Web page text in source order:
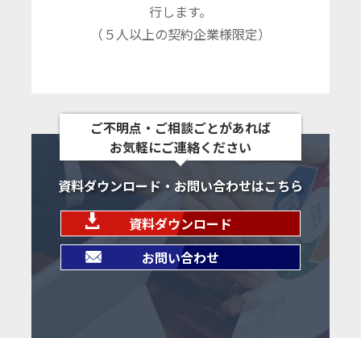
行します。
（５人以上の契約企業様限定）
ご不明点・ご相談ごとがあれば
お気軽にご連絡ください
資料ダウンロード・お問い合わせはこちら
資料ダウンロード
お問い合わせ